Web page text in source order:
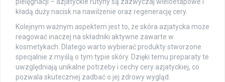
kładą duży nacisk na nawilżenie oraz regenerację cery.
Kolejnym ważnym aspektem jest to, że skóra azjatycka może
reagować inaczej na składniki aktywne zawarte w
kosmetykach. Dlatego warto wybierać produkty stworzone
specjalnie z myślą o tym typie skóry. Dzięki temu preparaty te
uwzględniają unikalne potrzeby i cechy cery azjatyckiej, co
pozwala skuteczniej zadbać o jej zdrowy wygląd.